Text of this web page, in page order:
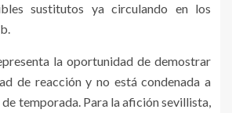
sustitutos ya circulando en los
la oportunidad de demostrar
de reacción y no está condenada a
temporada. Para la afición sevillista,